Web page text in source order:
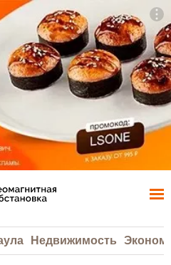
Недвижимость